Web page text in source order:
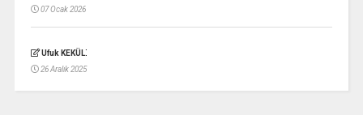
07 Ocak 2026
Ufuk KEKÜL:
26 Aralık 2025